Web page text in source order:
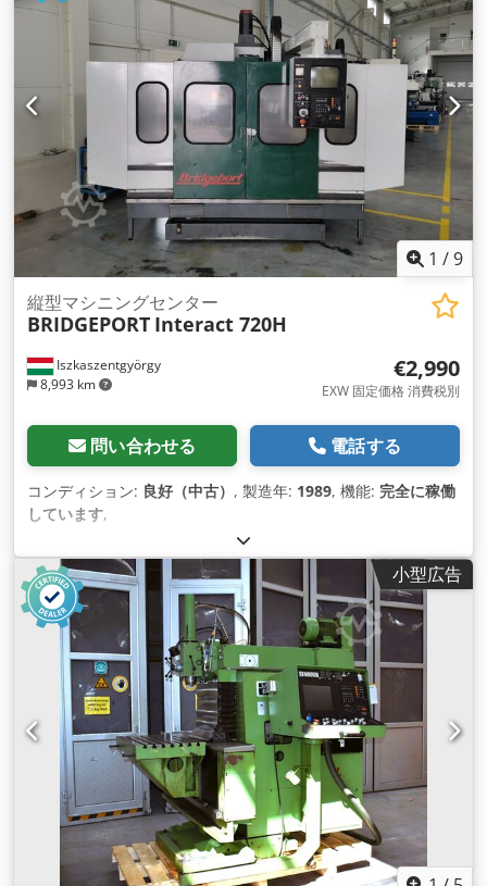
1 /9
Iszkaszentgyörgy
8,993 km
縦型マシニングセンター
BRIDGEPORTInteract 720H
€2,990
EXW 固定価格 消費税別
問い合わせる 電話する
コンディション: 良好（中古） , 製造年: 1989 , 機能: 完全に稼働
しています
小型広告
1 / 5